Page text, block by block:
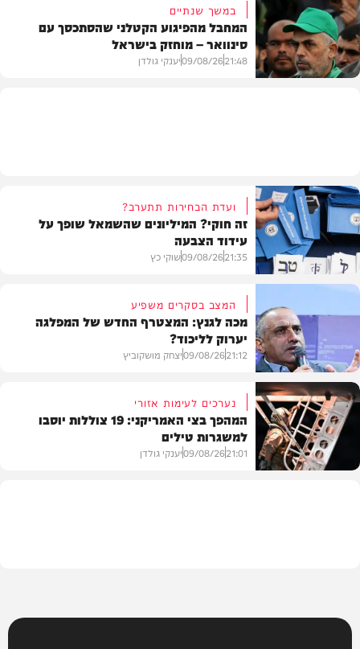
משטרה
במשך שנתיים
המחבל מהפיגוע הקטלני שהסתכסך עם
סינוואר – מוחזק בישראל
21:48
09/08/26יענקי גולדן
פוליטי
ועדת הבחירות תתערב?
זה חוקי? המיליונים שהשמאל שופך על
עידוד הצבעה
21:35
09/08/26שוקי כץ
פוליטי
המצב בסקרים משפיע
מכה לגנץ: המצטרף החדש של המפלגה
יערוק לליכוד?
21:12
09/08/26יצחק מושקוביץ
נערכים לעימות אזורי
המהפך בצי האמריקני: 19 צוללות יוסבו
למשגרות טילים
21:01
09/08/26יענקי גולדן